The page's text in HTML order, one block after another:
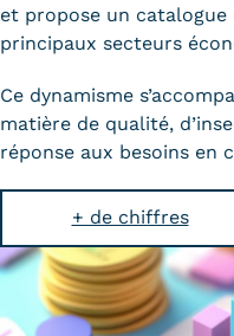
et propose un
principaux secteurs
Ce dynamisme
matière de qualité,
réponse aux besoins en
+ de chiffres